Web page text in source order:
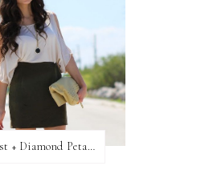
Wanderlust + Diamond Petal Giveaway